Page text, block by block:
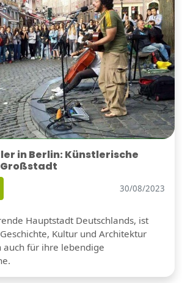
in Berlin: Künstlerische
30/08/2023
Hauptstadt Deutschlands, ist
Kultur und Architektur
auch für ihre lebendige